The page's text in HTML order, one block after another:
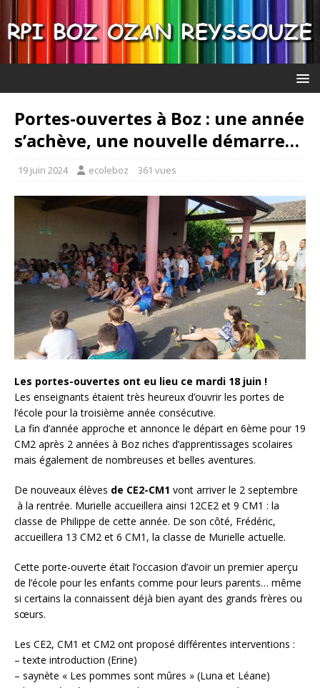
Portes-ouvertes à Boz : une année
s’achève, une nouvelle démarre…
19 juin 2024 ecoleboz 361 vues
Les portes-ouvertes ont eu lieu ce mardi 18 juin !
Les enseignants étaient très heureux d’ouvrir les portes de
l’école pour la troisième année consécutive.
La fin d’année approche et annonce le départ en 6ème pour 19
CM2 après 2 années à Boz riches d’apprentissages scolaires
mais également de nombreuses et belles aventures.
De nouveaux élèves de CE2-CM1 vont arriver le 2 septembre
à la rentrée. Murielle accueillera ainsi 12CE2 et 9 CM1 : la
classe de Philippe de cette année. De son côté, Frédéric,
accueillera 13 CM2 et 6 CM1, la classe de Murielle actuelle.
Cette porte-ouverte était l’occasion d’avoir un premier aperçu
de l’école pour les enfants comme pour leurs parents… même
si certains la connaissent déjà bien ayant des grands frères ou
sœurs.
Les CE2, CM1 et CM2 ont proposé différentes interventions :
– texte introduction (Erine)
– saynète « Les pommes sont mûres » (Luna et Léane)